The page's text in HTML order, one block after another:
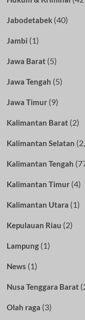
Jabodetabek(40)
Jambi (1)
Jawa Barat(5)
Jawa Tengah (5)
Jawa Timur(9)
Kalimantan Barat(2)
Kalimantan Selatan
Kalimantan Tengah
Kalimantan Timur(4)
Kalimantan Utara (1)
Kepulauan Riau (2)
Lampung(1)
News (1)
Nusa Tenggara Barat
Olah raga (3)